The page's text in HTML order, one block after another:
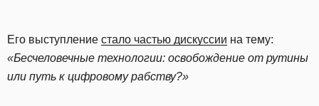
Его выступление стало частью дискуссии на тему:
«Бесчеловечные технологии: освобождение от рутины
или путь к цифровому рабству?»